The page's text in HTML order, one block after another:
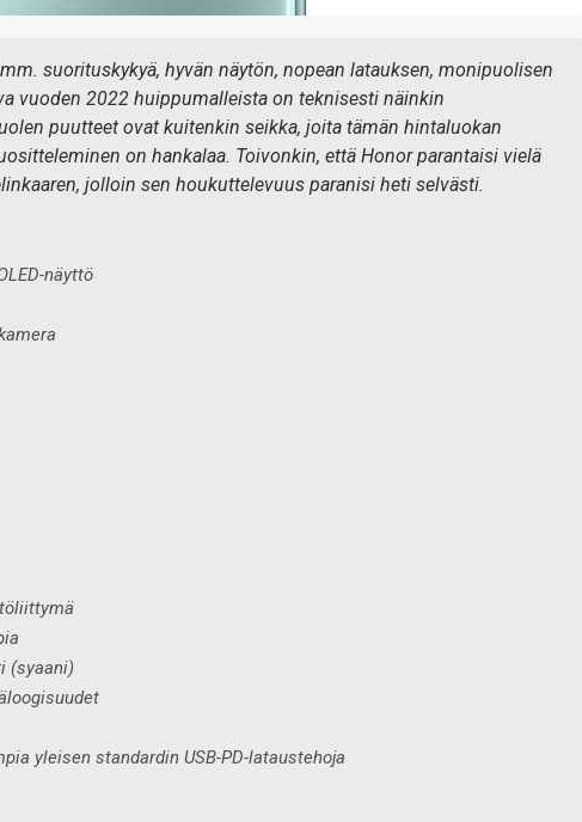
suorituskykyä, hyvän näytön, nopean latauksen, monipuolisen
vuoden 2022 huippumalleista on teknisesti näinkin
puutteet ovat kuitenkin seikka, joita tämän hintaluokan
on hankalaa. Toivonkin, että Honor parantaisi vielä
jolloin sen houkuttelevuus paranisi heti selvästi.
näyttö
(syaani)
yleisen standardin USB-PD-lataustehoja